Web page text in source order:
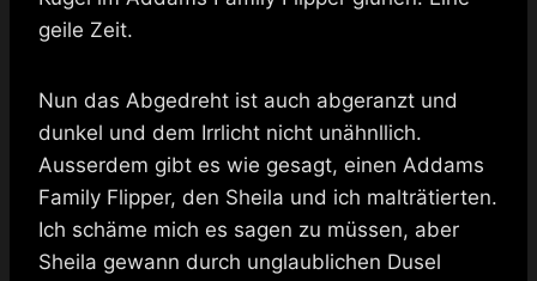
geile Zeit.
Nun das Abgedreht ist auch abgeranzt und
dunkel und dem Irrlicht nicht unähnllich.
Ausserdem gibt es wie gesagt, einen Addams
Family Flipper, den Sheila und ich malträtierten.
Ich schäme mich es sagen zu müssen, aber
Sheila gewann durch unglaublichen Dusel